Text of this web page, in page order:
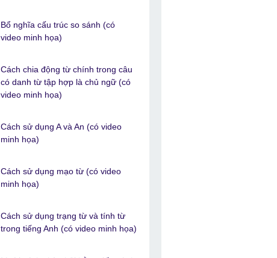
Bổ nghĩa cấu trúc so sánh (có
video minh họa)
Cách chia động từ chính trong câu
có danh từ tập hợp là chủ ngữ (có
video minh họa)
Cách sử dụng A và An (có video
minh họa)
Cách sử dụng mạo từ (có video
minh họa)
Cách sử dụng trạng từ và tính từ
trong tiếng Anh (có video minh họa)